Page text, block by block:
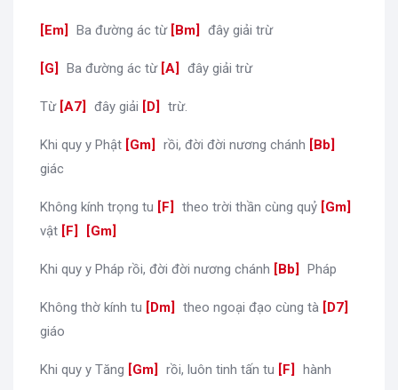
[Em Ba đường ác từ [Bm đây giải trừ
[G Ba đường ác từ [A đây giải trừ
Từ [A7 đây giải [D trừ.
Khi quy y Phật [Gm rồi, đời đời nương chánh [Bb
giác
Không kính trọng tu [F theo trời thần cùng quỷ [Gm
vật [F [Gm
Khi quy y Pháp rồi, đời đời nương chánh [Bb Pháp
Không thờ kính tu [Dm theo ngoại đạo cùng tà [D7
giáo
Khi quy y Tăng [Gm rồi, luôn tinh tấn tu [F hành